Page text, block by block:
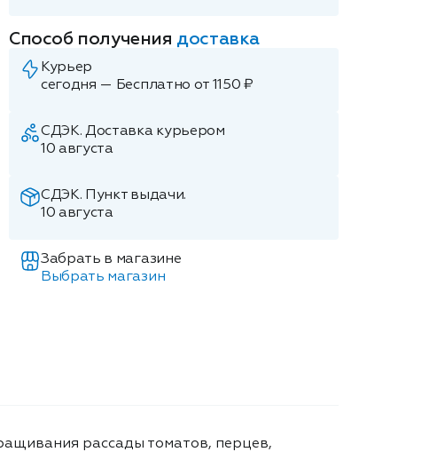
Способ получения доставка
Курьер
сегодня — Бесплатно от 1150 ₽
СДЭК. Доставка курьером
10 августа
СДЭК. Пункт выдачи.
10 августа
Забрать в магазине
Выбрать магазин
рассады томатов, перцев,